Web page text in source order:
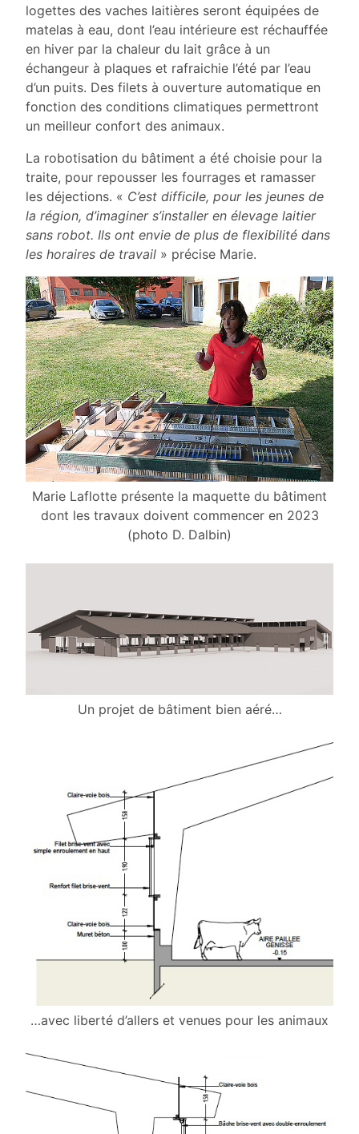
logettes des vaches laitières seront équipées de
matelas à eau, dont l’eau intérieure est réchauffée
en hiver par la chaleur du lait grâce à un
échangeur à plaques et rafraichie l’été par l’eau
d’un puits. Des filets à ouverture automatique en
fonction des conditions climatiques permettront
un meilleur confort des animaux.
La robotisation du bâtiment a été choisie pour la
traite, pour repousser les fourrages et ramasser
les déjections. « C’est difficile, pour les jeunes de
la région, d’imaginer s’installer en élevage laitier
sans robot. Ils ont envie de plus de flexibilité dans
les horaires de travail » précise Marie.
Marie Laflotte présente la maquette du bâtiment
dont les travaux doivent commencer en 2023
(photo D. Dalbin)
Un projet de bâtiment bien aéré…
…avec liberté d’allers et venues pour les animaux